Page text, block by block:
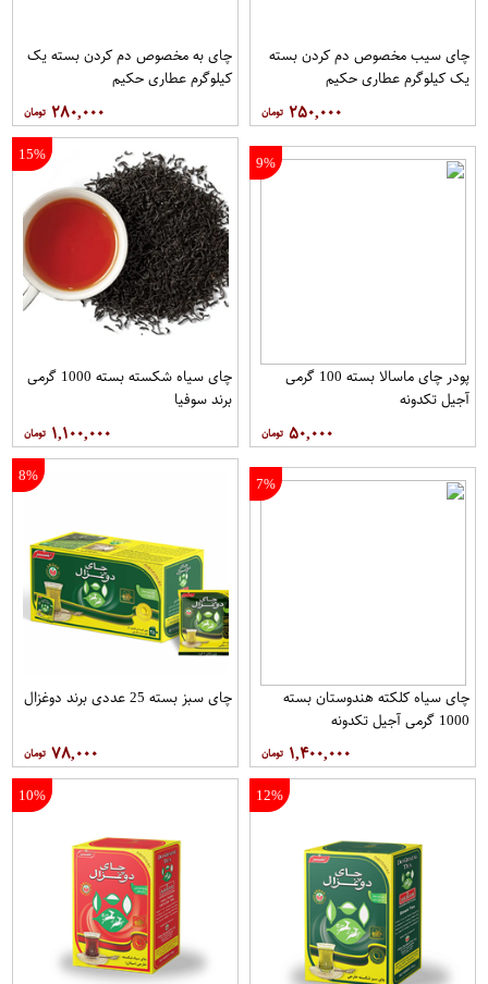
چای سیب مخصوص دم کردن بسته
یک کیلوگرم عطاری حکیم
۲۵۰,۰۰۰
چای به مخصوص دم کردن بسته یک
کیلوگرم عطاری حکیم
۲۸۰,۰۰۰
9%
پودر چای ماسالا بسته 100 گرمی
آجیل تکدونه
۵۰,۰۰۰
15%
چای سیاه شکسته بسته 1000 گرمی
برند سوفیا
۱,۱۰۰,۰۰۰
7%
چای سیاه کلکته هندوستان بسته
1000 گرمی آجیل تکدونه
۱,۴۰۰,۰۰۰
8%
چای سبز بسته 25 عددی برند دوغزال
۷۸,۰۰۰
12%
10%